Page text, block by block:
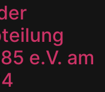
e.V. am